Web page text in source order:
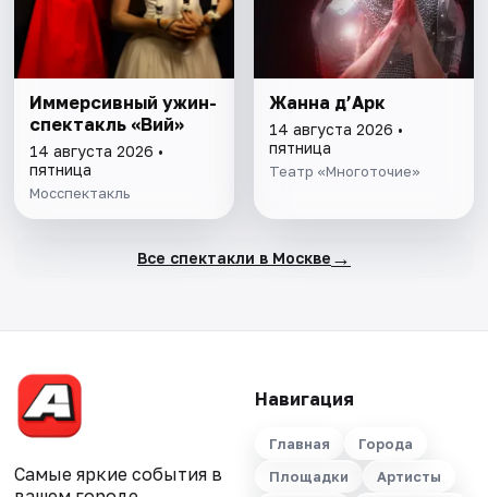
Иммерсивный ужин-
спектакль «Вий»
14 августа 2026 •
пятница
Мосспектакль
Жанна д’Арк
14 августа 2026 •
пятница
Театр «Многоточие»
Все спектакли в Москве →
Самые яркие события в
Навигация
Главная
Города
Площадки
Артисты